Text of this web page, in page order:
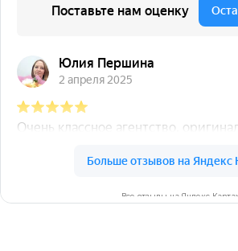
Все отзывы на Яндекс